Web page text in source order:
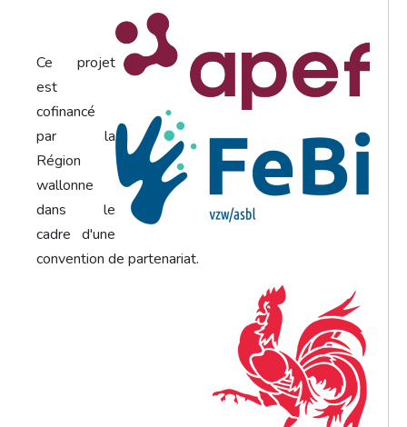
Ce projet
est
cofinancé
par la
Région
wallonne
dans le
cadre d'une
convention de partenariat.